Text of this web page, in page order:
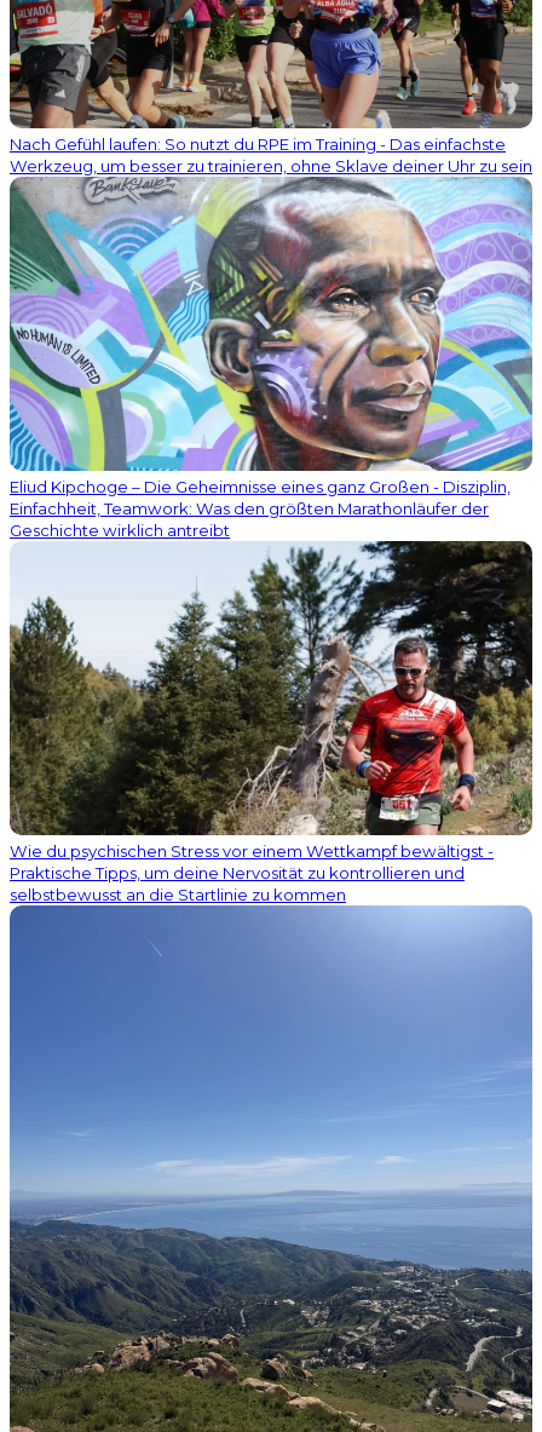
Nach Gefühl laufen: So nutzt du RPE im Training - Das einfachste
Werkzeug, um besser zu trainieren, ohne Sklave deiner Uhr zu sein
Eliud Kipchoge – Die Geheimnisse eines ganz Großen - Disziplin,
Einfachheit, Teamwork: Was den größten Marathonläufer der
Geschichte wirklich antreibt
Wie du psychischen Stress vor einem Wettkampf bewältigst -
Praktische Tipps, um deine Nervosität zu kontrollieren und
selbstbewusst an die Startlinie zu kommen